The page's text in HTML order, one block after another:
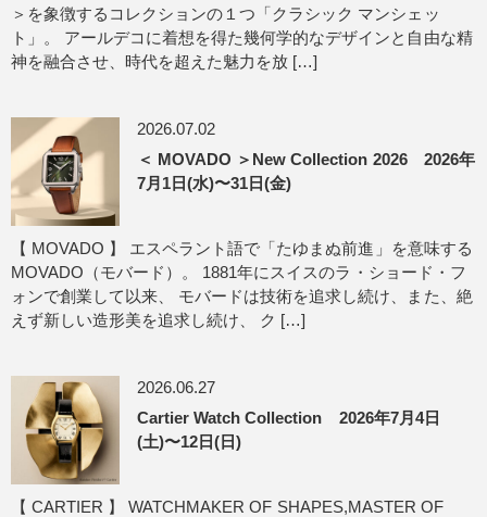
＞を象徴するコレクションの１つ「クラシック マンシェッ
ト」。 アールデコに着想を得た幾何学的なデザインと自由な精
神を融合させ、時代を超えた魅力を放 […]
2026.07.02
＜ MOVADO ＞New Collection 2026 2026年
7月1日(水)〜31日(金)
【 MOVADO 】 エスペラント語で「たゆまぬ前進」を意味する
MOVADO（モバード）。 1881年にスイスのラ・ショード・フ
ォンで創業して以来、 モバードは技術を追求し続け、また、絶
えず新しい造形美を追求し続け、 ク […]
2026.06.27
Cartier Watch Collection 2026年7月4日
(土)〜12日(日)
【 CARTIER 】 WATCHMAKER OF SHAPES,MASTER OF